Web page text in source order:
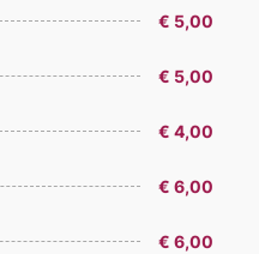
€ 5,00
€ 5,00
€ 4,00
€ 6,00
€ 6,00